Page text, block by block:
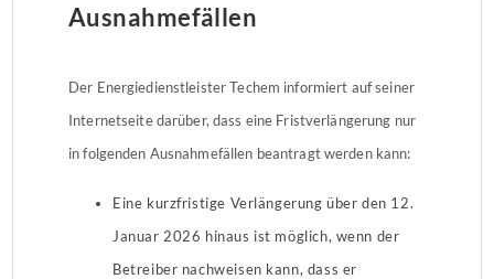
Ausnahmefällen
Der Energiedienstleister Techem informiert auf seiner
Internetseite darüber, dass eine Fristverlängerung nur
in folgenden Ausnahmefällen beantragt werden kann:
Eine kurzfristige Verlängerung über den 12.
Januar 2026 hinaus ist möglich, wenn der
Betreiber nachweisen kann, dass er